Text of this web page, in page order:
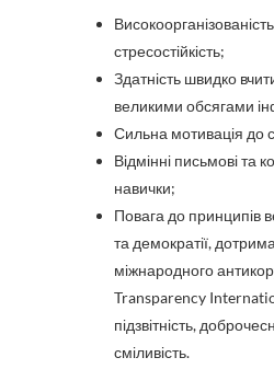
стресостійкість;
Здатність швидко
великими обсягами
Сильна мотивація до
Відмінні письмові та
навички;
Повага до принципів
та демократії,
міжнародного
Transparency
підзвітність,
сміливість.